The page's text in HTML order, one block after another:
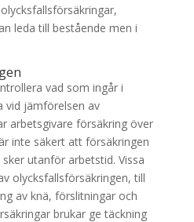
leda till bestående men i
vad som ingår i
vid jämförelsen av
arbetsgivare försäkring över
inte säkert att försäkringen
utanför arbetstid. Vissa
olycksfallsförsäkringen, till
av knä, förslitningar och
brukar ge täckning